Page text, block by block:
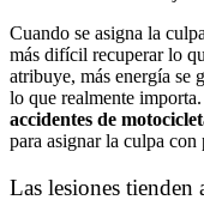
Cuando se asigna la
más difícil recuperar lo
atribuye, más energía se
lo que realmente
accidentes de
para asignar la culpa con
Las lesiones tienden